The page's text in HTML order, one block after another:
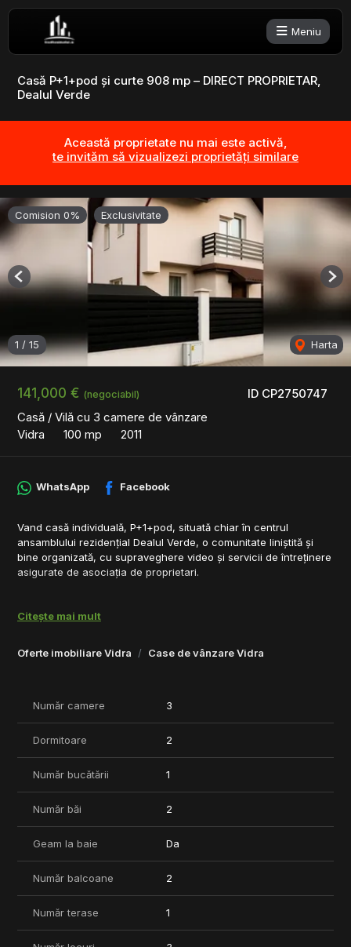
Meniu
Casă P+1+pod și curte 908 mp – DIRECT PROPRIETAR,
Dealul Verde
Această proprietate nu mai este activă,
te invităm să vizualizezi proprietăți similare
ID CP2750747
141,000 € (negociabil)
Casă / Vilă cu 3 camere de vânzare
Vidra
100 mp 2011
Comision 0% Exclusivitate
1 / 15 Harta
Previous
Oferte imobiliare Vidra Case de vânzare Vidra
WhatsApp Facebook
Vand casă individuală, P+1+pod, situată chiar în centrul
ansamblului rezidențial Dealul Verde, o comunitate liniștită și
bine organizată, cu supraveghere video și servicii de întreținere
asigurate de asociația de proprietari.
pana la polistiren si reaplicare plasa, straturi de adeziv
Compartimentare:
Etaj: 2 dormitoare spațioase, hol, baie
Pod accesibil cu scară retractabilă (spațiu pentru depozitare)
Utilitati: gaze, energie electrica (trifazic), apa put forat,
CANALIZARE centralizata (avantaj major față de zona
înconjurătoare), TV si internet prin fibra optica.
Amprenta la sol 55 mp
Drum asfaltat cu latime 10 m.
An constructie: 2011
Citește mai mult
Număr camere 3
Dormitoare 2
Număr bucătării 1
Număr băi 2
Geam la baie Da
Număr balcoane 2
Număr terase 1